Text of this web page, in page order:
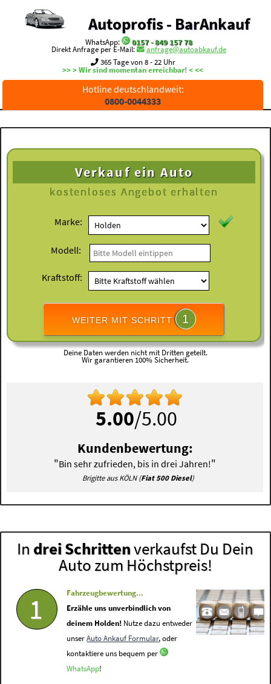
Autoprofis - BarAnkauf
WhatsApp:
0157 - 849 157 78
Direkt Anfrage per E-Mail:
anfrage@autoabkauf.de
365 Tage von 8 - 22 Uhr
>> > Wir sind momentan erreichbar! < <<
Hotline deutschlandweit:
0800-0044333
Verkauf ein Auto
kostenloses Angebot erhalten
Marke:
Modell:
Kraftstoff:
WEITER MIT SCHRITT 1
Deine Daten werden nicht mit Dritten geteilt.
Wir garantieren 100% Sicherheit.
5.00/5.00
Kundenbewertung:
"Bin sehr zufrieden, bis in drei Jahren!"
Brigitte aus KÖLN (Fiat 500 Diesel)
In drei Schrittenverkaufst Du Dein
Auto zum Höchstpreis!
1
Fahrzeugbewertung...
Erzähle uns unverbindlich von
deinem Holden! Nutze dazu entweder
unserAuto Ankauf Formular, oder
kontaktiere uns bequem per
WhatsApp!